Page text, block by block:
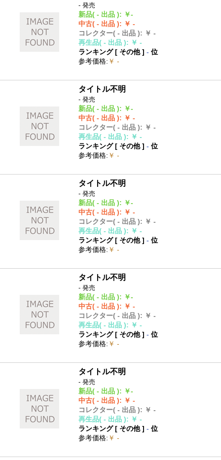
- 発売
新品( - 出品 ): ￥-
中古( - 出品 ): ￥ -
コレクター( - 出品 ): ￥ -
再生品( - 出品 ): ￥ -
ランキング [ その他]- 位
参考価格: ￥ -
タイトル不明
- 発売
新品( - 出品 ): ￥-
中古( - 出品 ): ￥ -
コレクター( - 出品 ): ￥ -
再生品( - 出品 ): ￥ -
ランキング [ その他]- 位
参考価格: ￥ -
タイトル不明
- 発売
新品( - 出品 ): ￥-
中古( - 出品 ): ￥ -
コレクター( - 出品 ): ￥ -
再生品( - 出品 ): ￥ -
ランキング [ その他]- 位
参考価格: ￥ -
タイトル不明
- 発売
新品( - 出品 ): ￥-
中古( - 出品 ): ￥ -
コレクター( - 出品 ): ￥ -
再生品( - 出品 ): ￥ -
ランキング [ その他]- 位
参考価格: ￥ -
タイトル不明
- 発売
新品( - 出品 ): ￥-
中古( - 出品 ): ￥ -
コレクター( - 出品 ): ￥ -
再生品( - 出品 ): ￥ -
ランキング [ その他]- 位
参考価格: ￥ -